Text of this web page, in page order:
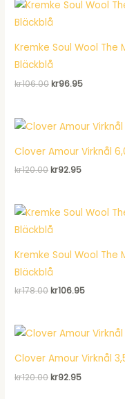
kr120.00.kr92.95.
Kremke Soul Wool The
Bläckblå
kr106.00Det
kr106.00.
kr96.95Det
kr96.95.
Clover Amour Virknål
kr120.00Det
kr120.00.
kr92.95Det
kr92.95.
Kremke Soul Wool The
Bläckblå
kr178.00Det
kr178.00.
kr106.95Det
kr106.95.
Clover Amour Virknål
kr120.00Det
kr92.95Det